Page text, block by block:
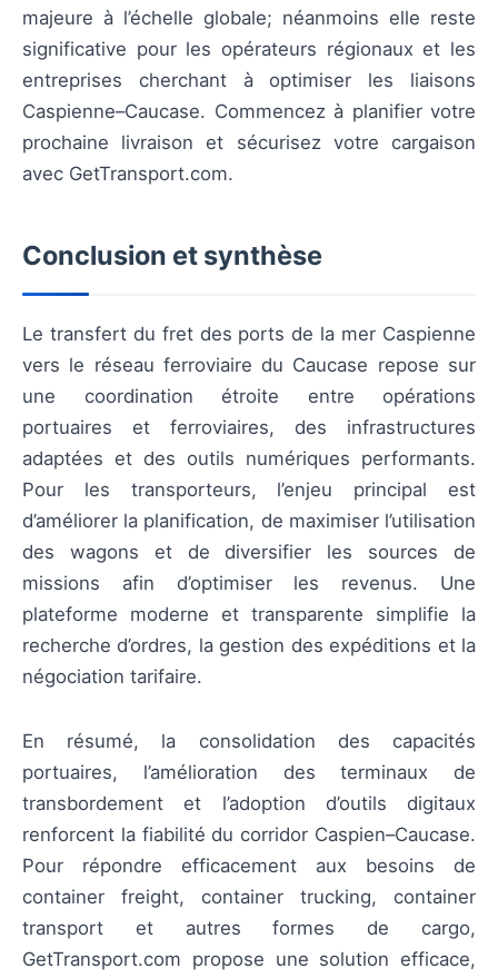
majeure à l’échelle globale; néanmoins elle reste
significative pour les opérateurs régionaux et les
entreprises cherchant à optimiser les liaisons
Caspienne–Caucase. Commencez à planifier votre
prochaine livraison et sécurisez votre cargaison
avec GetTransport.com.
Conclusion et synthèse
Le transfert du fret des ports de la mer Caspienne
vers le réseau ferroviaire du Caucase repose sur
une coordination étroite entre opérations
portuaires et ferroviaires, des infrastructures
adaptées et des outils numériques performants.
Pour les transporteurs, l’enjeu principal est
d’améliorer la planification, de maximiser l’utilisation
des wagons et de diversifier les sources de
missions afin d’optimiser les revenus. Une
plateforme moderne et transparente simplifie la
recherche d’ordres, la gestion des expéditions et la
négociation tarifaire.
En résumé, la consolidation des capacités
portuaires, l’amélioration des terminaux de
transbordement et l’adoption d’outils digitaux
renforcent la fiabilité du corridor Caspien–Caucase.
Pour répondre efficacement aux besoins de
container freight, container trucking, container
transport et autres formes de cargo,
GetTransport.com propose une solution efficace,